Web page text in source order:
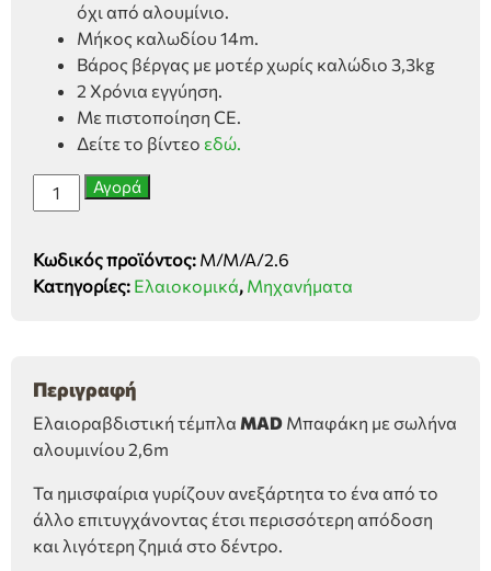
όχι από αλουμίνιο.
Μήκος καλωδίου 14m.
Βάρος βέργας με μοτέρ χωρίς καλώδιο 3,3kg
2 Χρόνια εγγύηση.
Με πιστοποίηση CE.
Δείτε το βίντεο εδώ.
Ελαιοραβδιστική
τέμπλα
4Χ4
MAD
Αγορά
Κωδικός προϊόντος: M/M/A/2.6
Κατηγορίες: Ελαιοκομικά, Μηχανήματα
Περιγραφή
Ελαιοραβδιστική τέμπλα MAD Μπαφάκη με σωλήνα
αλουμινίου 2,6m
Τα ημισφαίρια γυρίζουν ανεξάρτητα το ένα από το
άλλο επιτυγχάνοντας έτσι περισσότερη απόδοση
και λιγότερη ζημιά στο δέντρο.